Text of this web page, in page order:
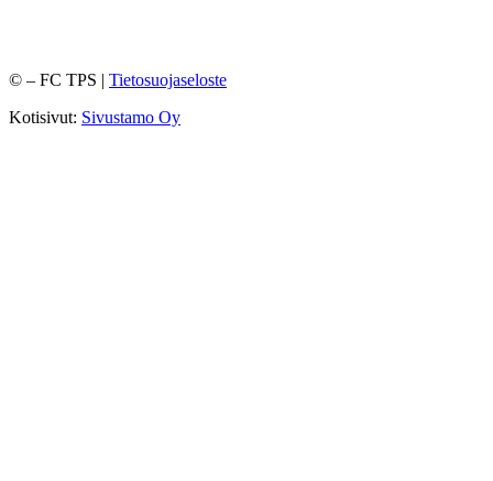
© – FC TPS | Tietosuojaseloste
Kotisivut: Sivustamo Oy